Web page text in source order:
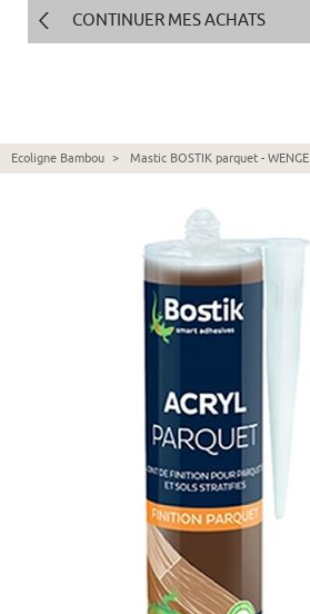
CONTINUER MES ACHATS
Ecoligne Bambou > Mastic BOSTIK parquet - WENGE